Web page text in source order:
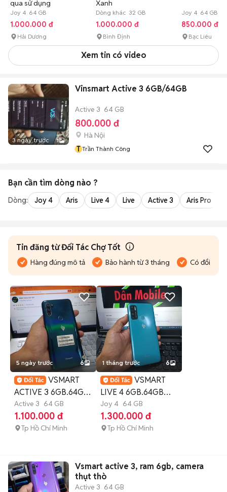
qua sử dụng
Joy 4 64 GB
1.000.000 đ
Hải Dương
Xanh
Dòng khác 32 GB
1.000.000 đ
Bình Định
Joy 4 64 GB 1
850.000 đ
Bạc Liêu
Xem tin có video
3 ngày trước 1
Vinsmart Active 3 6GB/64GB
Active 3 64 GB
800.000 đ
Hà Nội
T Trần Thành Công
Bạn cần tìm dòng nào ?
Dòng: Joy 4 Aris Live 4 Live Active 3 Aris Pro
Tin đăng từ Đối Tác Chợ Tốt
Hàng đúng mô tả Bảo hành từ 3 tháng Có đổi trả
5 ngày trước 6
VSMART
ACTIVE 3 6GB.64GB
PIN 4000 FULL CN
MÀN NÉT
Active 3 64 GB
1.100.000 đ
Tp Hồ Chí Minh
1 tháng trước 6
VSMART
LIVE 4 6GB.64GB
PIN 5000 SNAP 665
FULL CN
Joy 4 64 GB
1.300.000 đ
Tp Hồ Chí Minh
Vsmart active 3, ram 6gb, camera
thụt thò
Active 3 64 GB